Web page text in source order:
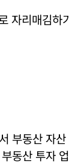
자리매김하
부동산 자산
동산 투자